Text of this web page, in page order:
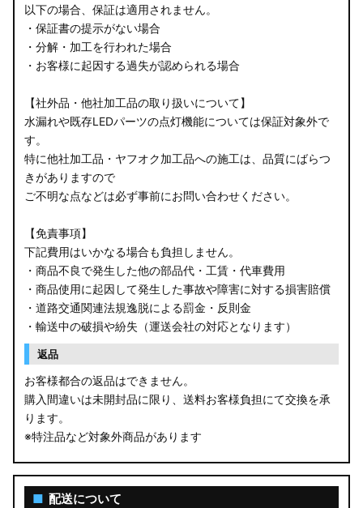
以下の場合、保証は適用されません。
・保証書の提示がない場合
・分解・加工を行われた場合
・お客様に起因する過失が認められる場合
【社外品・他社加工品の取り扱いについて】
水漏れや既存LEDパーツの点灯機能については保証対象外で
す。
特に他社加工品・ヤフオク加工品への施工は、品質にばらつ
きがありますので
ご不明な点などは必ず事前にお問い合わせください。
【免責事項】
下記費用はいかなる場合も負担しません。
・商品不良で発生した他の部品代・工賃・代車費用
・商品使用に起因して発生した事故や障害に対する損害賠償
・道路交通関連法規逸脱による罰金・反則金
・輸送中の破損や紛失（運送会社の対応となります）
返品
お客様都合の返品はできません。
購入間違いは未開封品に限り、送料お客様負担にて交換を承
ります。
※特注品など対象外商品があります
■ 配送について